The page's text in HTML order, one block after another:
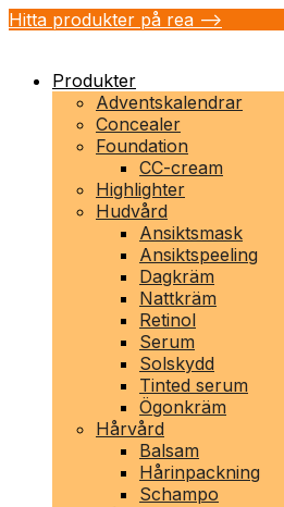
Hitta produkter på rea -->
Produkter
Adventskalendrar
Concealer
Foundation
CC-cream
Highlighter
Hudvård
Ansiktsmask
Ansiktspeeling
Dagkräm
Nattkräm
Retinol
Serum
Solskydd
Tinted serum
Ögonkräm
Hårvård
Balsam
Hårinpackning
Schampo